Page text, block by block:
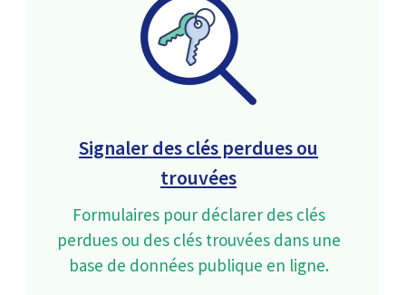
Signaler des clés perdues ou
trouvées
Formulaires pour déclarer des clés
perdues ou des clés trouvées dans une
base de données publique en ligne.